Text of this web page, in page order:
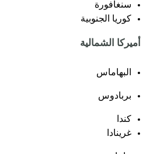
سنغافورة
كوريا الجنوبية
أميركا الشمالية
البهاماس
بربادوس
كندا
غرينادا